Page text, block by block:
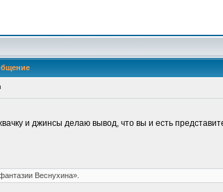
и джинсы делаю вывод, что вы и есть
Веснухина».